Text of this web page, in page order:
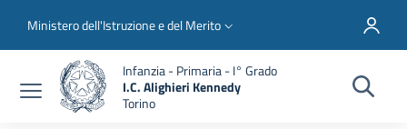
Slim top
Ministero dell'Istruzione e del Merito
Infanzia - Primaria - I° Grado
I.C. Alighieri Kennedy
Torino